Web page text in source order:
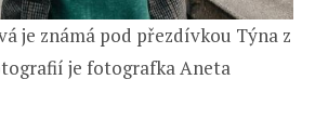
je známá pod přezdívkou Týna z
je fotografka Aneta